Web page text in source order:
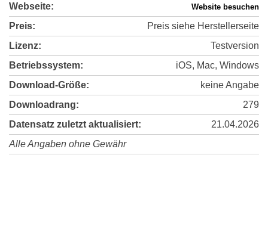
Webseite: Website besuchen
Preis:
Preis siehe Herstellerseite
Lizenz:
Testversion
Betriebssystem:
iOS, Mac, Windows
Download-Größe:
keine Angabe
Downloadrang:
279
Datensatz zuletzt aktualisiert:
21.04.2026
Alle Angaben ohne Gewähr